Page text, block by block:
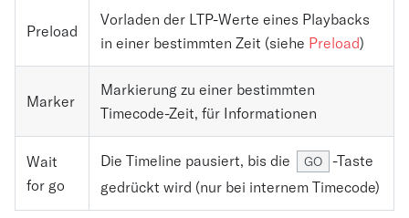
Preload
Vorladen der LTP-Werte eines Playbacks
in einer bestimmten Zeit (siehe Preload)
Marker
Markierung zu einer bestimmten
Timecode-Zeit, für Informationen
Wait
for go
Die Timeline pausiert, bis die GO
-Taste
gedrückt wird (nur bei internem Timecode)